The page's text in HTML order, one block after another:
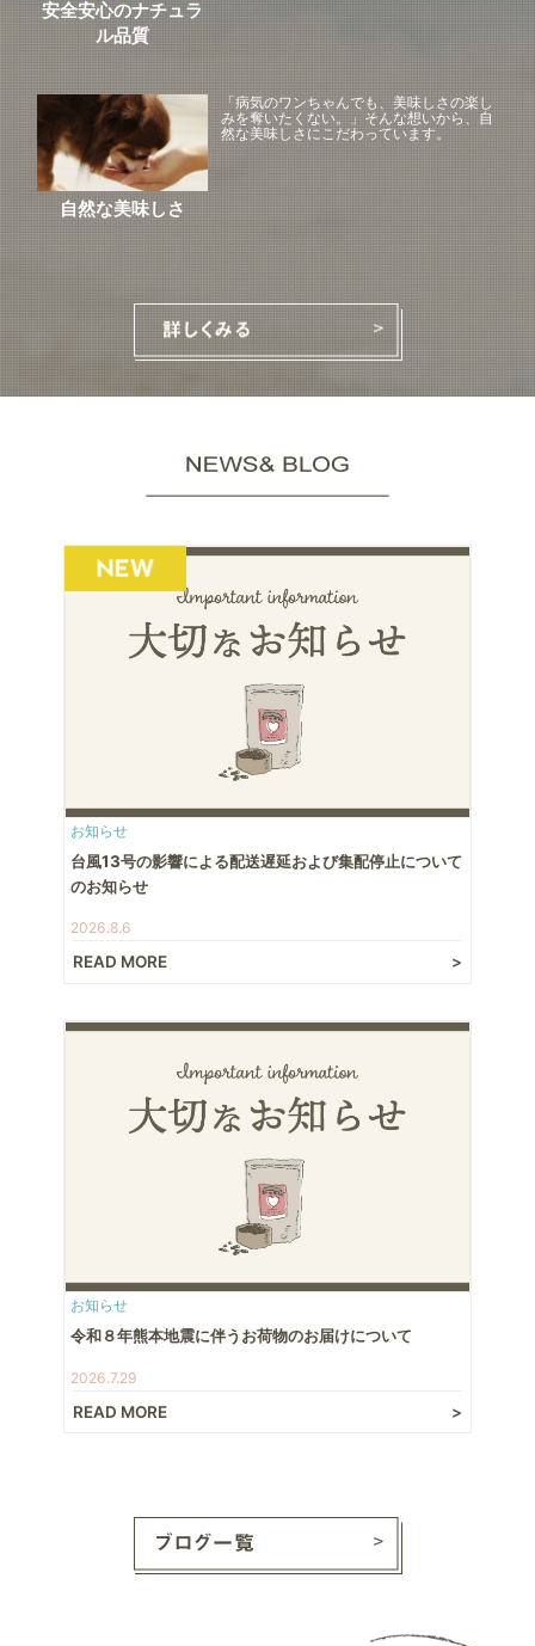
安全安心のナチュラ
ル品質
自然な美味しさ
「病気のワンちゃんでも、美味しさの楽し
みを奪いたくない。」そんな想いから、自
然な美味しさにこだわっています。
お知らせ
台風13号の影響による配送遅延および集配停止について
のお知らせ
2026.8.6
READ MORE
お知らせ
令和８年熊本地震に伴うお荷物のお届けについて
2026.7.29
READ MORE